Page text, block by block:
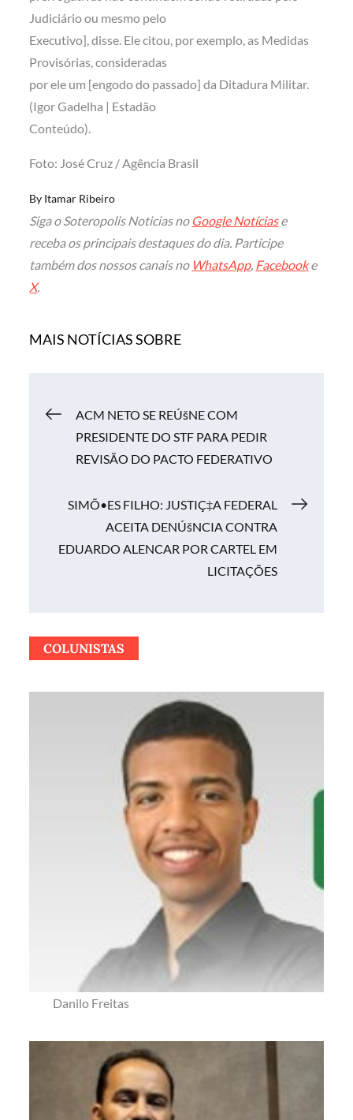
Judiciário ou mesmo pelo
Executivo], disse. Ele citou, por exemplo, as Medidas
Provisórias, consideradas
por ele um [engodo do passado] da Ditadura Militar.
(Igor Gadelha | Estadão
Conteúdo).
Foto: José Cruz / Agência Brasil
By Itamar Ribeiro
Siga o Soteropolis Noticias no Google Notíciase
receba os principais destaques do dia. Participe
também dos nossos canais no WhatsApp, Facebooke
X.
MAIS NOTÍCIAS SOBRE
Navegação
de
Post
ACM NETO SE REÚšNE COM
PRESIDENTE DO STF PARA PEDIR
REVISÃO DO PACTO FEDERATIVO
SIMÕ•ES FILHO: JUSTIÇ‡A FEDERAL
ACEITA DENÚšNCIA CONTRA
EDUARDO ALENCAR POR CARTEL EM
LICITAÇÕES
COLUNISTAS
Danilo Freitas